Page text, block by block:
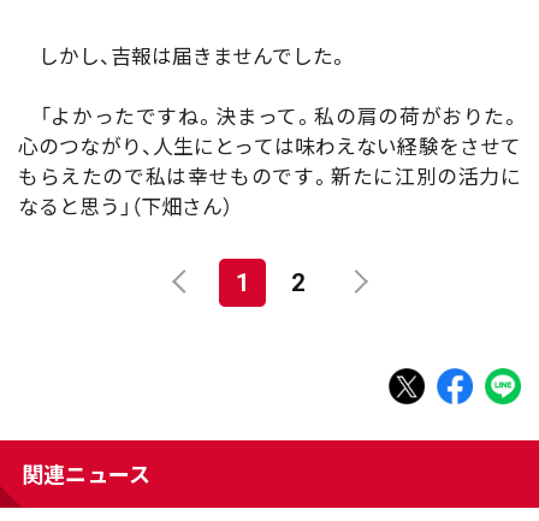
しかし、吉報は届きませんでした。
「よかったですね。決まって。私の肩の荷がおりた。
心のつながり、人生にとっては味わえない経験をさせて
もらえたので私は幸せものです。新たに江別の活力に
なると思う」（下畑さん）
1 2
関連ニュース